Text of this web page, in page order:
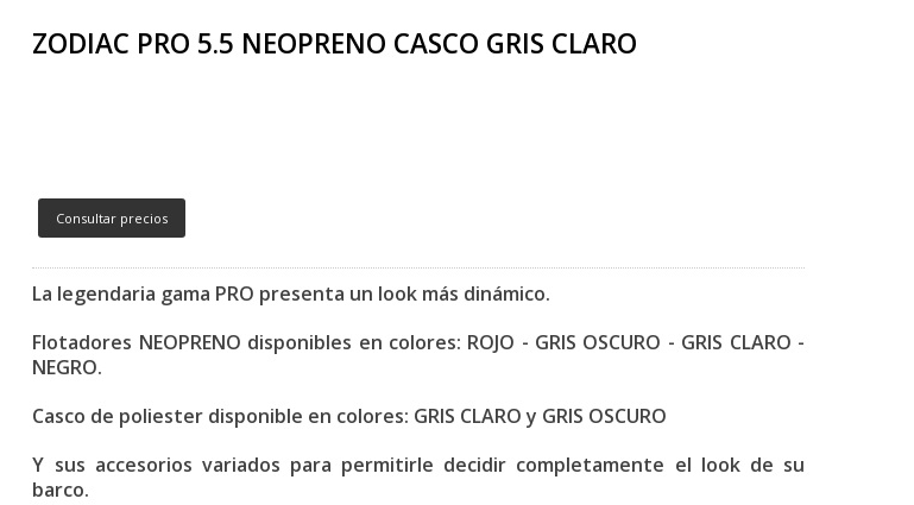
ZODIAC PRO 5.5 NEOPRENO CASCO GRIS CLARO
Consultar precios
La legendaria gama PRO presenta un look más dinámico.
Flotadores NEOPRENO disponibles en colores: ROJO - GRIS OSCURO - GRIS CLARO -
NEGRO.
Casco de poliester disponible en colores: GRIS CLARO y GRIS OSCURO
Y sus accesorios variados para permitirle decidir completamente el look de su
barco.